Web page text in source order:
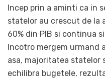
Incep prin a aminti ca in
statelor au crescut de la
60% din PIB si continua
Incotro mergem urmand
asa, majoritatea statelor
echilibra bugetele,